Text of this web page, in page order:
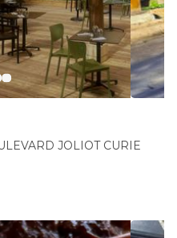
JOLIOT CURIE